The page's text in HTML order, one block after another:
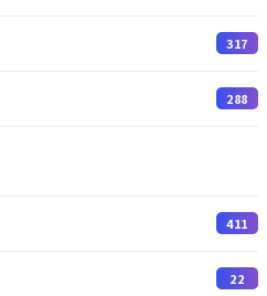
317
288
411
22